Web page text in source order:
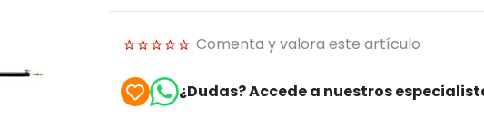
Comenta y valora este artículo
¿Dudas? Accede a nuestros